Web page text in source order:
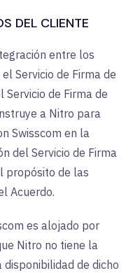
DEL CLIENTE
entre los
Servicio de Firma de
de Firma de
a Nitro para
Swisscom en la
del Servicio de Firma
propósito de las
Acuerdo.
es alojado por
Nitro no tiene la
de dicho